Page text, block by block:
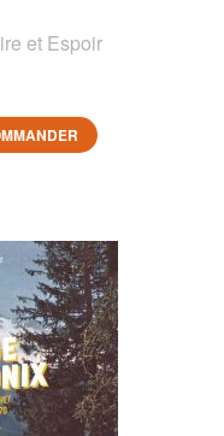
et Espoir